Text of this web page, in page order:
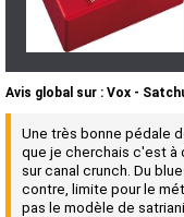
Avis global sur : Vox -
Une très bonne pédale
que je cherchais c'est à
sur canal crunch. Du
contre, limite pour le
pas le modèle de